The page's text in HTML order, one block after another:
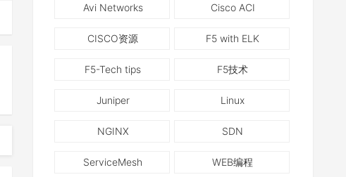
Avi Networks Cisco ACI
CISCO资源 F5 with ELK
F5-Tech tips F5技术
Juniper Linux
NGINX SDN
ServiceMesh WEB编程